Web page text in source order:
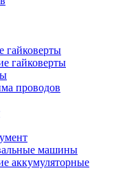
гайковерты
гайковерты
проводов
машины
аккумуляторные